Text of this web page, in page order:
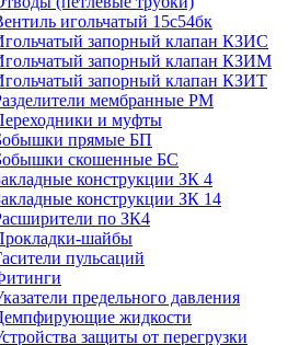
игольчатый 15с54бк
запорный клапан КЗИС
запорный клапан КЗИМ
запорный клапан КЗИТ
мембранные РМ
и муфты
прямые БП
скошенные БС
конструкции ЗК 4
конструкции ЗК 14
по ЗК4
шайбы
пульсаций
предельного давления
жидкости
защиты от перегрузки